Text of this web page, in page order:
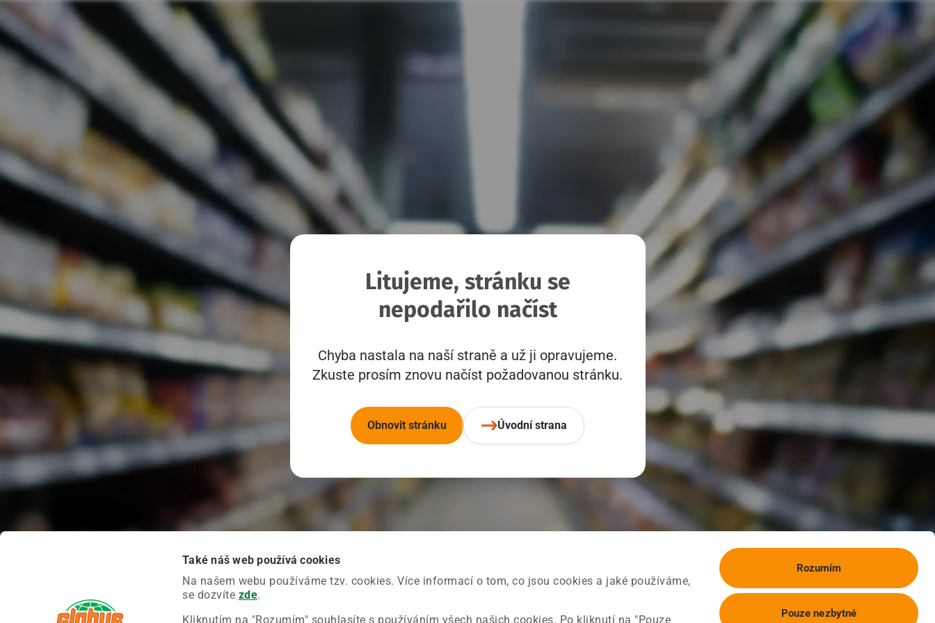
Také náš web používá cookies
Na našem webu používáme tzv. cookies. Více informací o tom, co jsou cookies a jaké používáme,
se dozvíte zde.
Kliknutím na "Rozumím" souhlasíte s používáním všech našich cookies. Po kliknutí na "Pouze
Rozumím
Pouze nezbytné
Litujeme, stránku se
nepodařilo načíst
Chyba nastala na naší straně a už ji opravujeme.
Zkuste prosím znovu načíst požadovanou stránku.
Obnovit stránku Úvodní strana